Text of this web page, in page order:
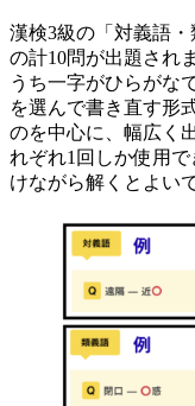
漢検3級の「対義語
の計10問が出題され
うち一字がひらがな
を選んで書き直す形
のを中心に、幅広く
れぞれ1回しか使用
けながら解くとよい